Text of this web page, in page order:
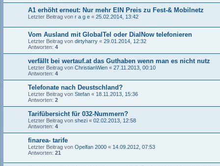
A1 erhöht erneut: Nur mehr EIN Preis zu Fest-& Mobilnetz
Letzter Beitrag von r a g e « 25.02.2014, 13:42
Vom Ausland mit GlobalTel oder DialNow telefonieren
Letzter Beitrag von dirtyharry « 29.01.2014, 12:32
Antworten: 4
verfällt bei wertauf.at das Guthaben wenn man es nicht nutz
Letzter Beitrag von ChristianWien « 27.11.2013, 00:10
Antworten: 4
Telefonate nach Deustschland?
Letzter Beitrag von Stefan « 18.11.2013, 15:36
Antworten: 2
Tarifübersicht für 032-Nummern?
Letzter Beitrag von shezi « 02.02.2013, 12:58
Antworten: 4
finarea- tarife
Letzter Beitrag von Opelfan 2000 « 14.09.2012, 07:53
Antworten: 21